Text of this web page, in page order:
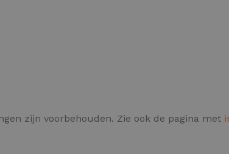
zijn voorbehouden. Zie ook de pagina met